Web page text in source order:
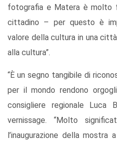
fotografia e Matera è molto
cittadino – per questo è
valore della cultura in una
alla cultura”.
“È un segno tangibile di
per il mondo rendono
consigliere regionale Luca
vernissage. “Molto
l’inaugurazione della